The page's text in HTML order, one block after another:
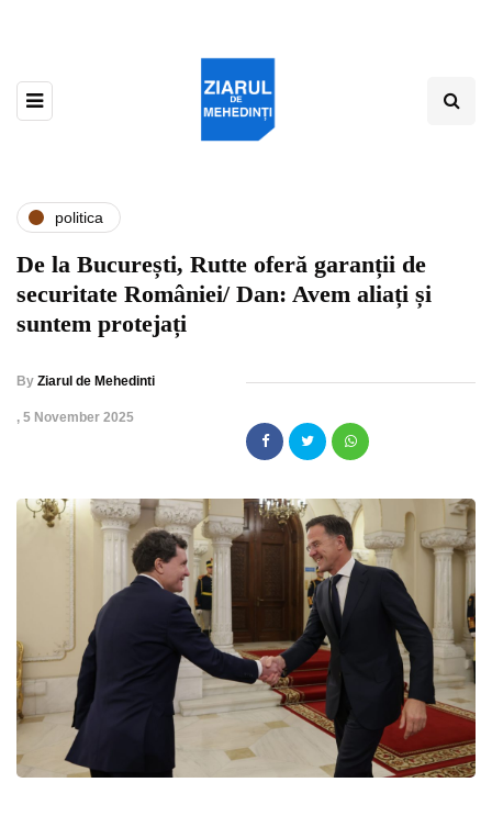
politica
De la București, Rutte oferă garanții de
securitate României/ Dan: Avem aliați și
suntem protejați
By Ziarul de Mehedinti
, 5 November 2025